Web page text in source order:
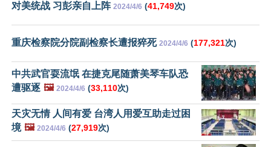
对美统战 习彭亲自上阵 2024/4/6 (41,749次)
重庆检察院分院副检察长遭报猝死 2024/4/6 (177,321次)
中共武官耍流氓 在捷克尾随萧美琴车队恐
遭驱逐 🖼️ 2024/4/6 (33,110次)
天灾无情 人间有爱 台湾人用爱互助走过困
境 🖼️ 2024/4/6 (27,919次)